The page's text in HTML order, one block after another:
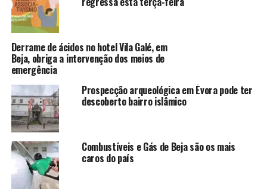
Derrame de ácidos no hotel Vila Galé, em
Beja, obriga a intervenção dos meios de
emergência
Prospecção arqueológica em Évora pode ter
descoberto bairro islâmico
Combustíveis e Gás de Beja são os mais
caros do país